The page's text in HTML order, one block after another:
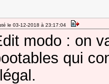
le 03-12-2018 à 23:17:04
modo : on
qui